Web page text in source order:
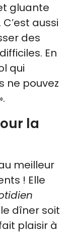
gluante
aussi
des
En
qui
ne pouvez
la
meilleur
! Elle
dîner soit
plaisir à